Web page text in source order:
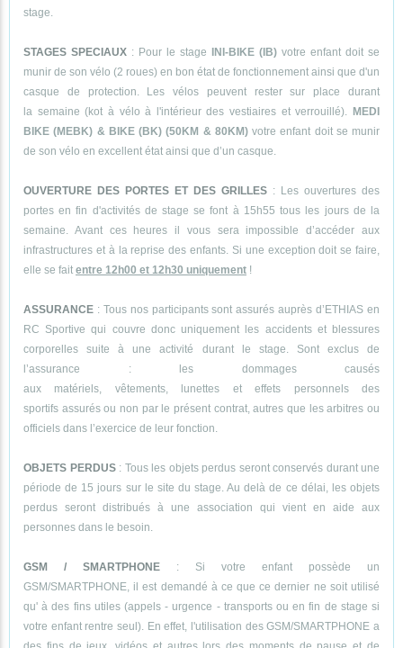
stage.
STAGES SPECIAUX : Pour le stage INI-BIKE (IB) votre enfant doit se
munir de son vélo (2 roues) en bon état de fonctionnement ainsi que d'un
casque de protection. Les vélos peuvent rester sur place durant
la semaine (kot à vélo à l'intérieur des vestiaires et verrouillé). MEDI
BIKE (MEBK) & BIKE (BK) (50KM & 80KM) votre enfant doit se munir
de son vélo en excellent état ainsi que d’un casque.
OUVERTURE DES PORTES ET DES GRILLES : Les ouvertures des
portes en fin d'activités de stage se font à 15h55 tous les jours de la
semaine. Avant ces heures il vous sera impossible d’accéder aux
infrastructures et à la reprise des enfants. Si une exception doit se faire,
elle se fait entre 12h00 et 12h30 uniquement !
ASSURANCE : Tous nos participants sont assurés auprès d’ETHIAS en
RC Sportive qui couvre donc uniquement les accidents et blessures
corporelles suite à une activité durant le stage. Sont exclus de
l’assurance : les dommages causés
aux matériels, vêtements, lunettes et effets personnels des
sportifs assurés ou non par le présent contrat, autres que les arbitres ou
officiels dans l’exercice de leur fonction.
OBJETS PERDUS: Tous les objets perdus seront conservés durant une
période de 15 jours sur le site du stage. Au delà de ce délai, les objets
perdus seront distribués à une association qui vient en aide aux
personnes dans le besoin.
GSM / SMARTPHONE : Si votre enfant possède un
GSM/SMARTPHONE, il est demandé à ce que ce dernier ne soit utilisé
qu' à des fins utiles (appels - urgence - transports ou en fin de stage si
votre enfant rentre seul). En effet, l'utilisation des GSM/SMARTPHONE a